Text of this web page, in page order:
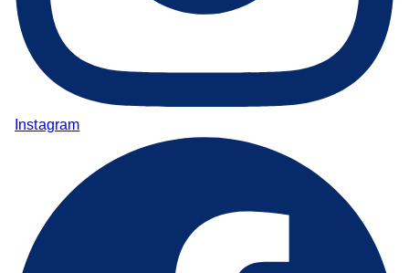
Instagram